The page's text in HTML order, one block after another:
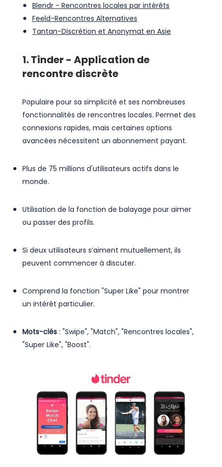
Blendr - Rencontres locales par intérêts
Feeld-Rencontres Alternatives
Tantan-Discrétion et Anonymat en Asie
1. Tinder - Application de
rencontre discrète
Populaire pour sa simplicité et ses nombreuses
fonctionnalités de rencontres locales. Permet des
connexions rapides, mais certaines options
avancées nécessitent un abonnement payant.
Plus de 75 millions d'utilisateurs actifs dans le
monde.
Utilisation de la fonction de balayage pour aimer
ou passer des profils.
Si deux utilisateurs s’aiment mutuellement, ils
peuvent commencer à discuter.
Comprend la fonction "Super Like" pour montrer
un intérêt particulier.
Mots-clés : "Swipe", "Match", "Rencontres locales",
"Super Like", "Boost".